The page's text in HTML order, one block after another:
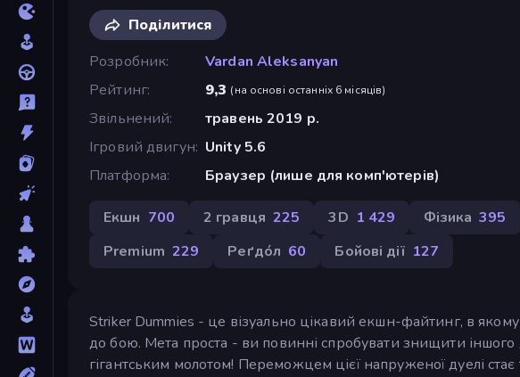
Поділитися
Розробник
Vardan Aleksanyan
Рейтинг
9,3 (на основі останніх 6 місяців)
Звільнений
травень 2019 р.
Ігровий двигун Unity 5.6
Платформа
Браузер (лише для комп'ютерів)
Екшн 700 2 гравця 225 3D 1 429 Фізика 395
Premium 229 Реґдо́л 60 Бойові дії 127
Striker Dummies - це візуально цікавий екшн-файтинг, в
до бою. Мета проста - ви повинні спробувати знищити
гігантським молотом! Переможцем цієї напруженої дуелі